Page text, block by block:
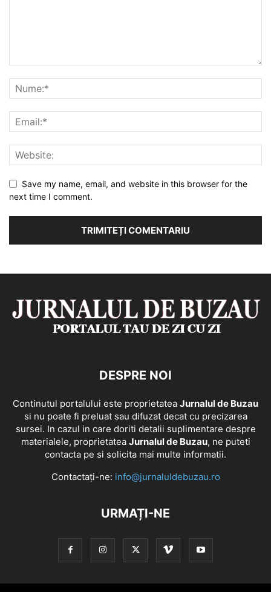
Save my name, email, and website in this browser for the
next time I comment.
DESPRE NOI
Continutul portalului este proprietatea Jurnalul de Buzau
si nu poate fi preluat sau difuzat decat cu precizarea
sursei. In cazul in care doriti detalii suplimentare despre
materialele, proprietatea Jurnalul de Buzau, ne puteti
contacta pe si solicita mai multe informatii.
Contactați-ne: info@jurnaluldebuzau.ro
URMAȚI-NE